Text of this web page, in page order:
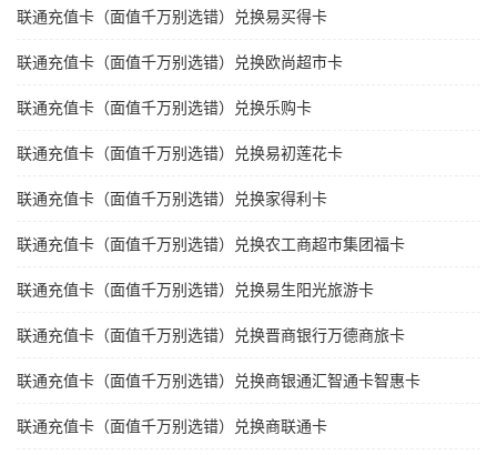
联通充值卡（面值千万别选错）兑换易买得卡
联通充值卡（面值千万别选错）兑换欧尚超市卡
联通充值卡（面值千万别选错）兑换乐购卡
联通充值卡（面值千万别选错）兑换易初莲花卡
联通充值卡（面值千万别选错）兑换家得利卡
联通充值卡（面值千万别选错）兑换农工商超市集团福卡
联通充值卡（面值千万别选错）兑换易生阳光旅游卡
联通充值卡（面值千万别选错）兑换晋商银行万德商旅卡
联通充值卡（面值千万别选错）兑换商银通汇智通卡智惠卡
联通充值卡（面值千万别选错）兑换商联通卡